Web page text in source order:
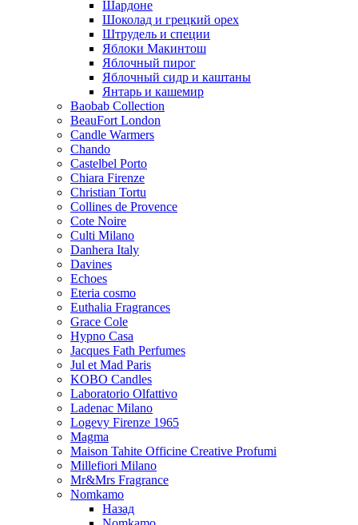
Шардоне
Шоколад и грецкий орех
Штрудель и специи
Яблоки Макинтош
Яблочный пирог
Яблочный сидр и каштаны
Янтарь и кашемир
Baobab Collection
BeauFort London
Candle Warmers
Chando
Castelbel Porto
Chiara Firenze
Christian Tortu
Collines de Provence
Cote Noire
Culti Milano
Danhera Italy
Davines
Echoes
Eteria cosmo
Euthalia Fragrances
Grace Cole
Hypno Casa
Jacques Fath Perfumes
Jul et Mad Paris
KOBO Candles
Laboratorio Olfattivo
Ladenac Milano
Logevy Firenze 1965
Magma
Maison Tahite Officine Creative Profumi
Millefiori Milano
Mr&Mrs Fragrance
Nomkamo
Назад